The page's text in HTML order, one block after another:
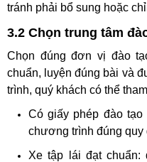
tránh phải bổ sung hoặc
3.2 Chọn trung tâm
Chọn đúng đơn vị đào
chuẩn, luyện đúng bài và
trình, quý khách có thể
Có giấy phép đào tạo
chương trình đúng quy
Xe tập lái đạt chuẩn: